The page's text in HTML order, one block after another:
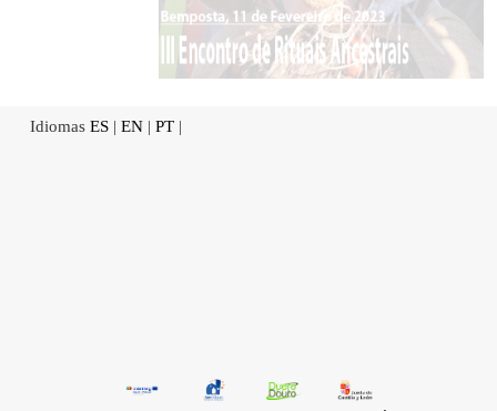
Idiomas ES | EN | PT |